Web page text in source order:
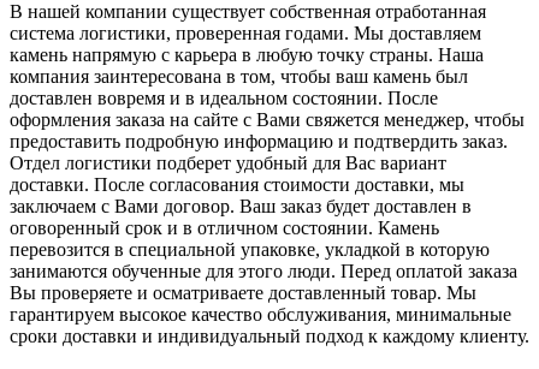
В нашей компании существует собственная отработанная
система логистики, проверенная годами. Мы доставляем
камень напрямую с карьера в любую точку страны. Наша
компания заинтересована в том, чтобы ваш камень был
доставлен вовремя и в идеальном состоянии. После
оформления заказа на сайте с Вами свяжется менеджер, чтобы
предоставить подробную информацию и подтвердить заказ.
Отдел логистики подберет удобный для Вас вариант
доставки. После согласования стоимости доставки, мы
заключаем с Вами договор. Ваш заказ будет доставлен в
оговоренный срок и в отличном состоянии. Камень
перевозится в специальной упаковке, укладкой в которую
занимаются обученные для этого люди. Перед оплатой заказа
Вы проверяете и осматриваете доставленный товар. Мы
гарантируем высокое качество обслуживания, минимальные
сроки доставки и индивидуальный подход к каждому клиенту.